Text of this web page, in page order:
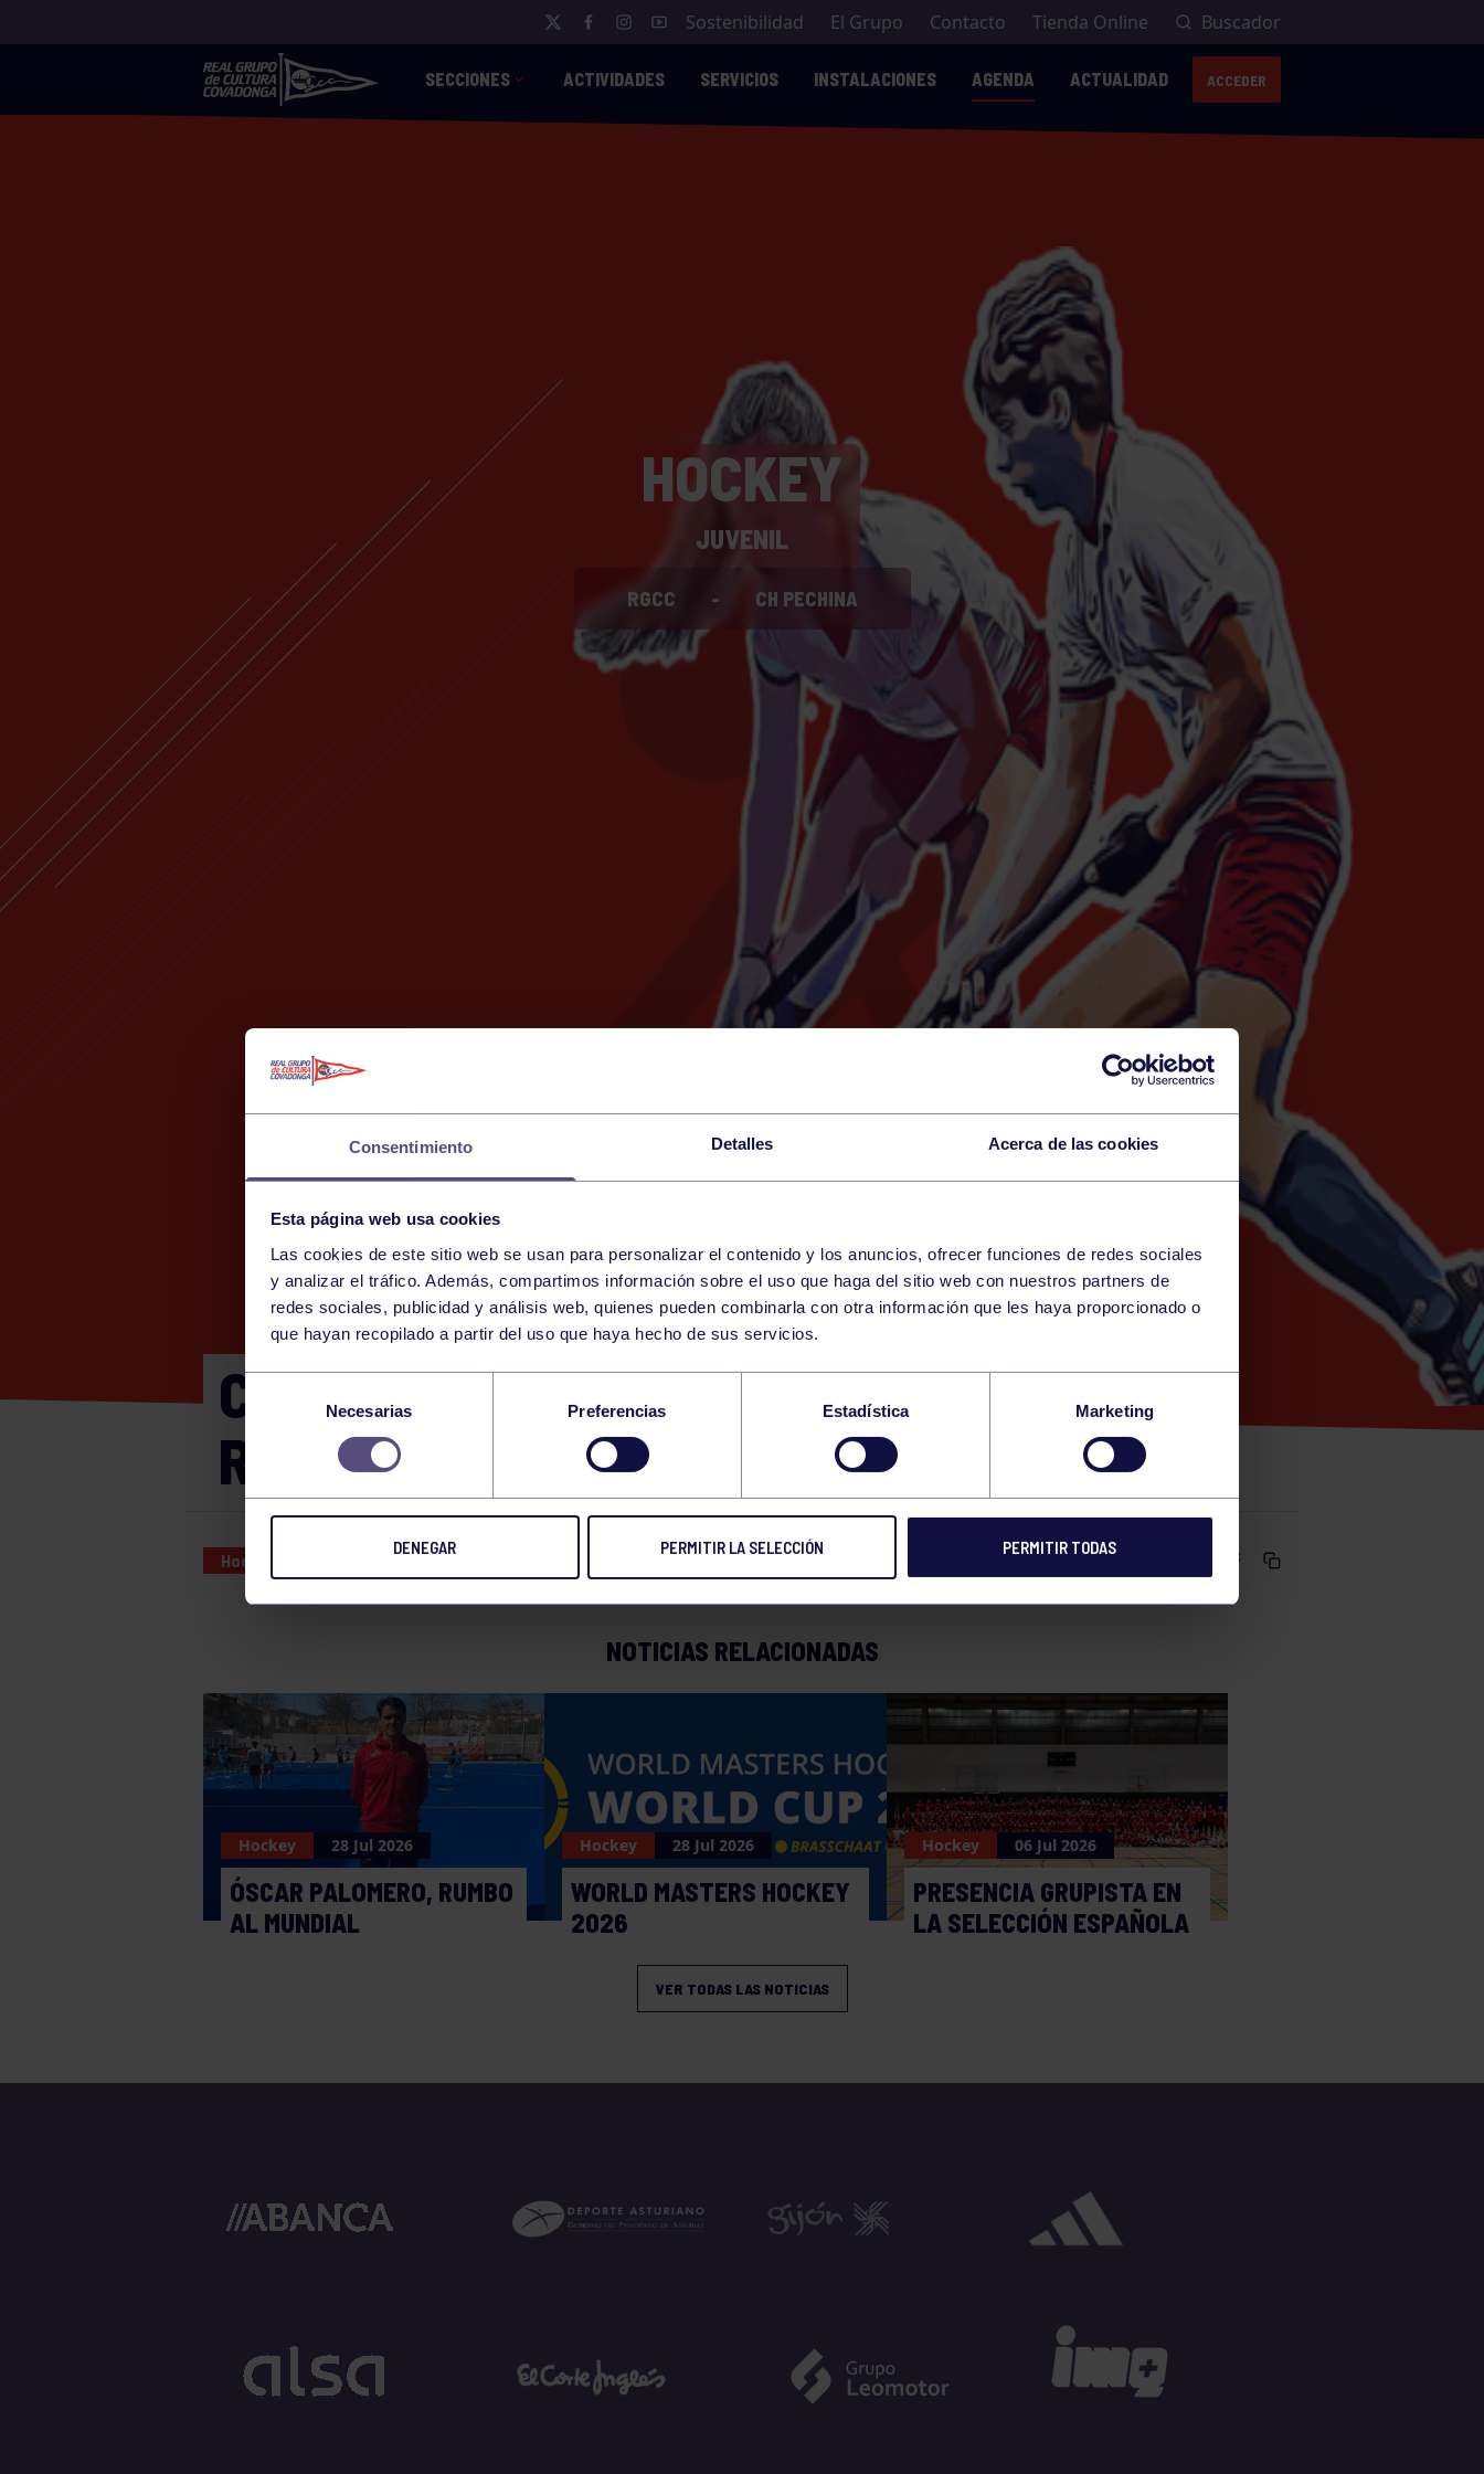
Consentimiento Detalles Acerca de las cookies
Esta página web usa cookies
Las cookies de este sitio web se usan para personalizar el contenido y los anuncios, ofrecer funciones de redes sociales
y analizar el tráfico. Además, compartimos información sobre el uso que haga del sitio web con nuestros partners de
redes sociales, publicidad y análisis web, quienes pueden combinarla con otra información que les haya proporcionado o
que hayan recopilado a partir del uso que haya hecho de sus servicios.
Selección
consentimiento
Necesarias Preferencias Estadística Marketing
DENEGAR PERMITIR LA SELECCIÓN PERMITIR TODAS
Sostenibilidad El Grupo Contacto Tienda Online Buscador
SECCIONES ACTIVIDADES SERVICIOS INSTALACIONES AGENDA ACTUALIDAD ACCEDER
HOCKEY
JUVENIL
RGCC - CH PECHINA
8 SATURDAY
FEBRUARY
20:30 h SANTANDER (CP MANUEL LLANO)
CTO ESPAÑA JUVENIL SALA FEMENINO:
RGCC – CH PECHINA
Hockey 08 FEB 2025 Comparte
NOTICIAS RELACIONADAS
Hockey 28 Jul 2026
ÓSCAR PALOMERO, RUMBO
AL MUNDIAL
Hockey 28 Jul 2026
WORLD MASTERS HOCKEY
2026
Hockey 06 Jul 2026
PRESENCIA GRUPISTA EN
LA SELECCIÓN ESPAÑOLA
VER TODAS LAS NOTICIAS